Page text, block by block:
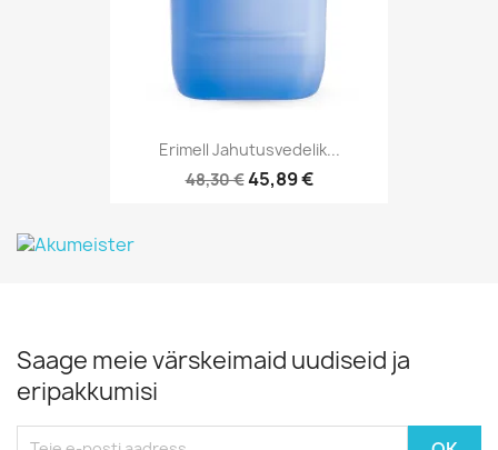
Erimell Jahutusvedelik...
48,30 €45,89 €
Saage meie värskeimaid uudiseid ja
eripakkumisi